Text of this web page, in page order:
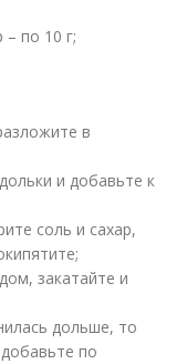
по 10 г;
в
и добавьте к
соль и сахар,
закатайте и
дольше, то
по